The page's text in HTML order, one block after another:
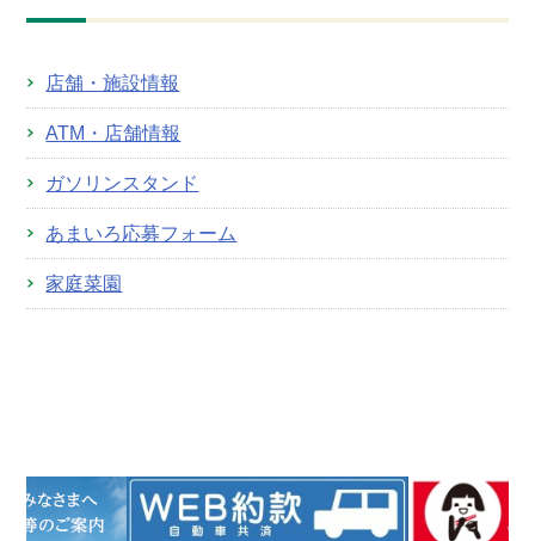
店舗・施設情報
ATM・店舗情報
ガソリンスタンド
あまいろ応募フォーム
家庭菜園